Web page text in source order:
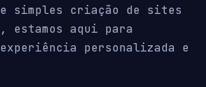
simples criação de sites
aqui para
personalizada e